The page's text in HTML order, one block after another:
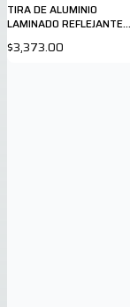
TIRA DE ALUMINIO
LAMINADO REFLEJANTE
PEEL & SEAL
$3,373.00